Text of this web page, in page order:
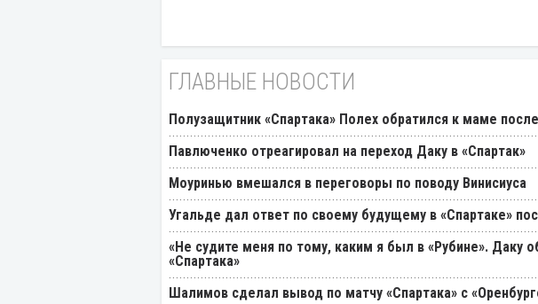
ГЛАВНЫЕ НОВОСТИ
Полузащитник «Спартака» Полех обратился к маме
Павлюченко отреагировал на переход Даку в «Спартак»
Моуринью вмешался в переговоры по поводу Винисиуса
Угальде дал ответ по своему будущему в «Спартаке»
«Не судите меня по тому, каким я был в «Рубине». Даку
«Спартака»
Шалимов сделал вывод по матчу «Спартака» с